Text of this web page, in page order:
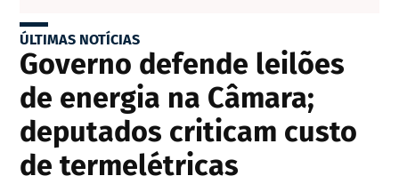
ÚLTIMAS NOTÍCIAS
Governo defende leilões
de energia na Câmara;
deputados criticam custo
de termelétricas